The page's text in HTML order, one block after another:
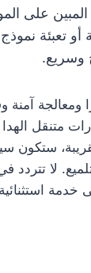
على
أو تعبئة
وسريع.
آمنة
متنقل
ستكون
لا تتردد